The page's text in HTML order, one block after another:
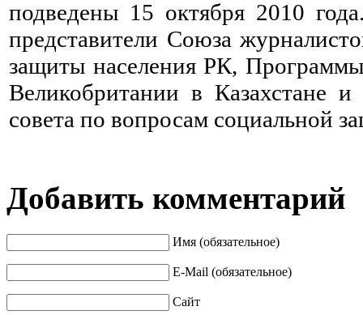
подведены 15 октября 2010
представители Союза
защиты населения РК,
Великобритании в Казахстане
совета по вопросам социальной
Добавить комментарий
Имя (обязательное)
E-Mail (обязательное)
Сайт